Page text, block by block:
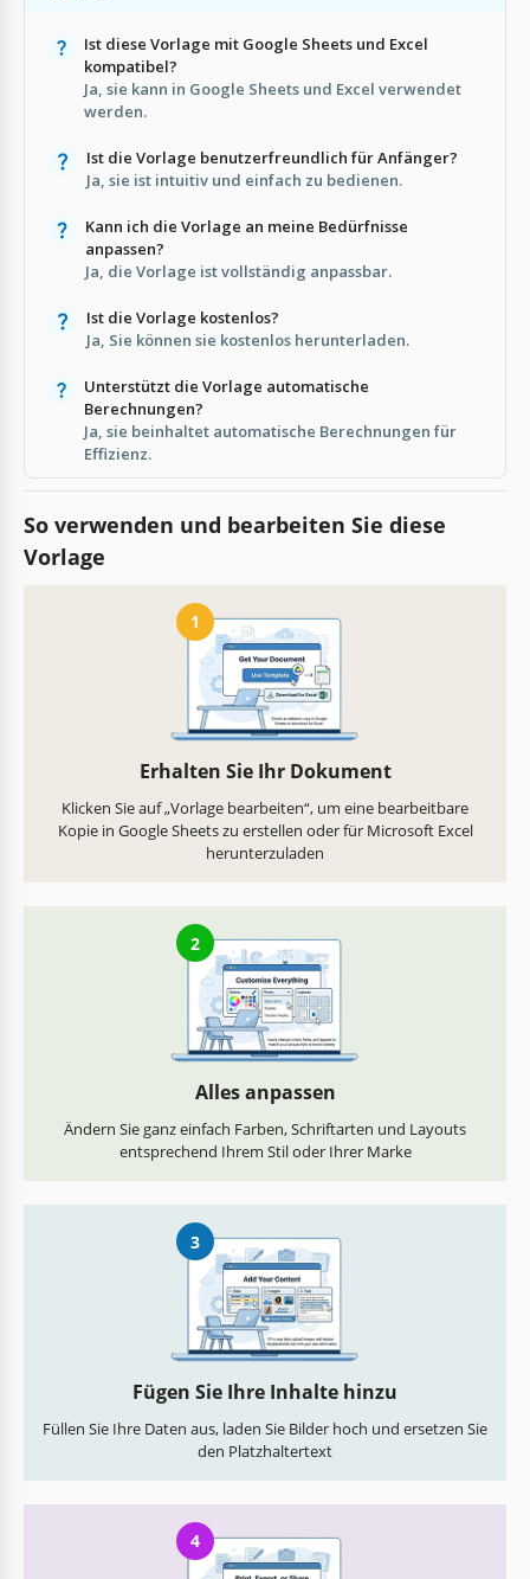
Ist diese Vorlage mit Google Sheets und Excel
kompatibel?
Ja, sie kann in Google Sheets und Excel verwendet
werden.
Ist die Vorlage benutzerfreundlich für Anfänger?
Ja, sie ist intuitiv und einfach zu bedienen.
Kann ich die Vorlage an meine Bedürfnisse
anpassen?
Ja, die Vorlage ist vollständig anpassbar.
Ist die Vorlage kostenlos?
Ja, Sie können sie kostenlos herunterladen.
Unterstützt die Vorlage automatische
Berechnungen?
Ja, sie beinhaltet automatische Berechnungen für
Effizienz.
So verwenden und bearbeiten Sie diese
Vorlage
1
Erhalten Sie Ihr Dokument
Klicken Sie auf „Vorlage bearbeiten“, um eine bearbeitbare
Kopie in Google Sheets zu erstellen oder für Microsoft Excel
herunterzuladen
2
Alles anpassen
Ändern Sie ganz einfach Farben, Schriftarten und Layouts
entsprechend Ihrem Stil oder Ihrer Marke
3
Fügen Sie Ihre Inhalte hinzu
Füllen Sie Ihre Daten aus, laden Sie Bilder hoch und ersetzen Sie
den Platzhaltertext
4